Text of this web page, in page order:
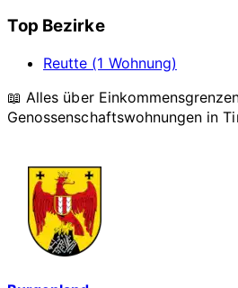
Top Bezirke
Reutte (1 Wohnung)
📖 Alles über
Genossenschaftswohnungen in